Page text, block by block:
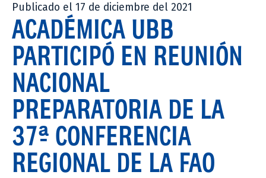
Publicado el 17 de diciembre del 2021
ACADÉMICA UBB
PARTICIPÓ EN REUNIÓN
NACIONAL
PREPARATORIA DE LA
37ª CONFERENCIA
REGIONAL DE LA FAO